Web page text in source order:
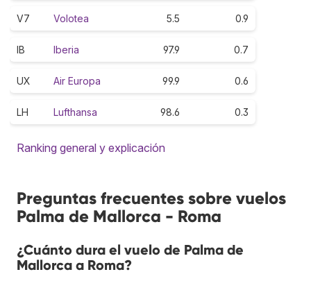
V7 Volotea 5.5 0.9
IB Iberia 97.9 0.7
UX Air Europa 99.9 0.6
LH Lufthansa 98.6 0.3
Ranking general y explicación
Preguntas frecuentes sobre vuelos
Palma de Mallorca - Roma
¿Cuánto dura el vuelo de Palma de
Mallorca a Roma?